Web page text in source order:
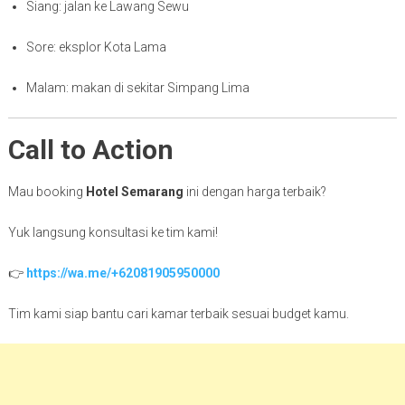
Siang: jalan ke Lawang Sewu
Sore: eksplor Kota Lama
Malam: makan di sekitar Simpang Lima
Call to Action
Mau booking Hotel Semarang ini dengan harga terbaik?
Yuk langsung konsultasi ke tim kami!
👉 https://wa.me/+62081905950000
Tim kami siap bantu cari kamar terbaik sesuai budget kamu.